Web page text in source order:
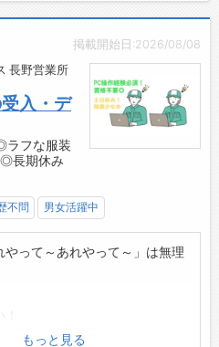
度あり！
て、給与前払いが可能です◎
取！日払い即日払い対応！
でもご相談ください！
ー体制もバッチリ
らお電話で可能です◎
掲載開始日:2026/08/08
長野営業所
入・デ
ラフな服装
長期休み
不問 男女活躍中
やって～あれやって～」は無理
もっと見る